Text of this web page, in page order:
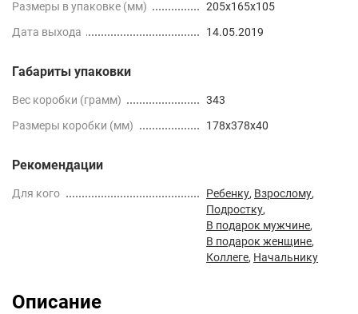
Размеры в упаковке (мм)
205х165х105
Дата выхода
14.05.2019
Габариты упаковки
Вес коробки (грамм)
343
Размеры коробки (мм)
178x378x40
Рекомендации
Для кого Ребенку, Взрослому,
Подростку,
В подарок мужчине,
В подарок женщине,
Коллеге, Начальнику
Описание